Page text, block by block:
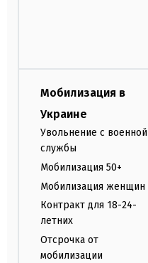
Мобилизация в
Украине
Увольнение с военной
службы
Мобилизация 50+
Мобилизация женщин
Контракт для 18-24-
летних
Отсрочка от
мобилизации